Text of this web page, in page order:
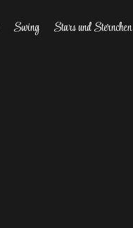
Swing Stars und Sternchen